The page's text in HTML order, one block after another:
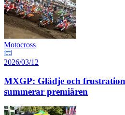
Motocross
2026/03/12
MXGP: Glädje och
summerar premiären